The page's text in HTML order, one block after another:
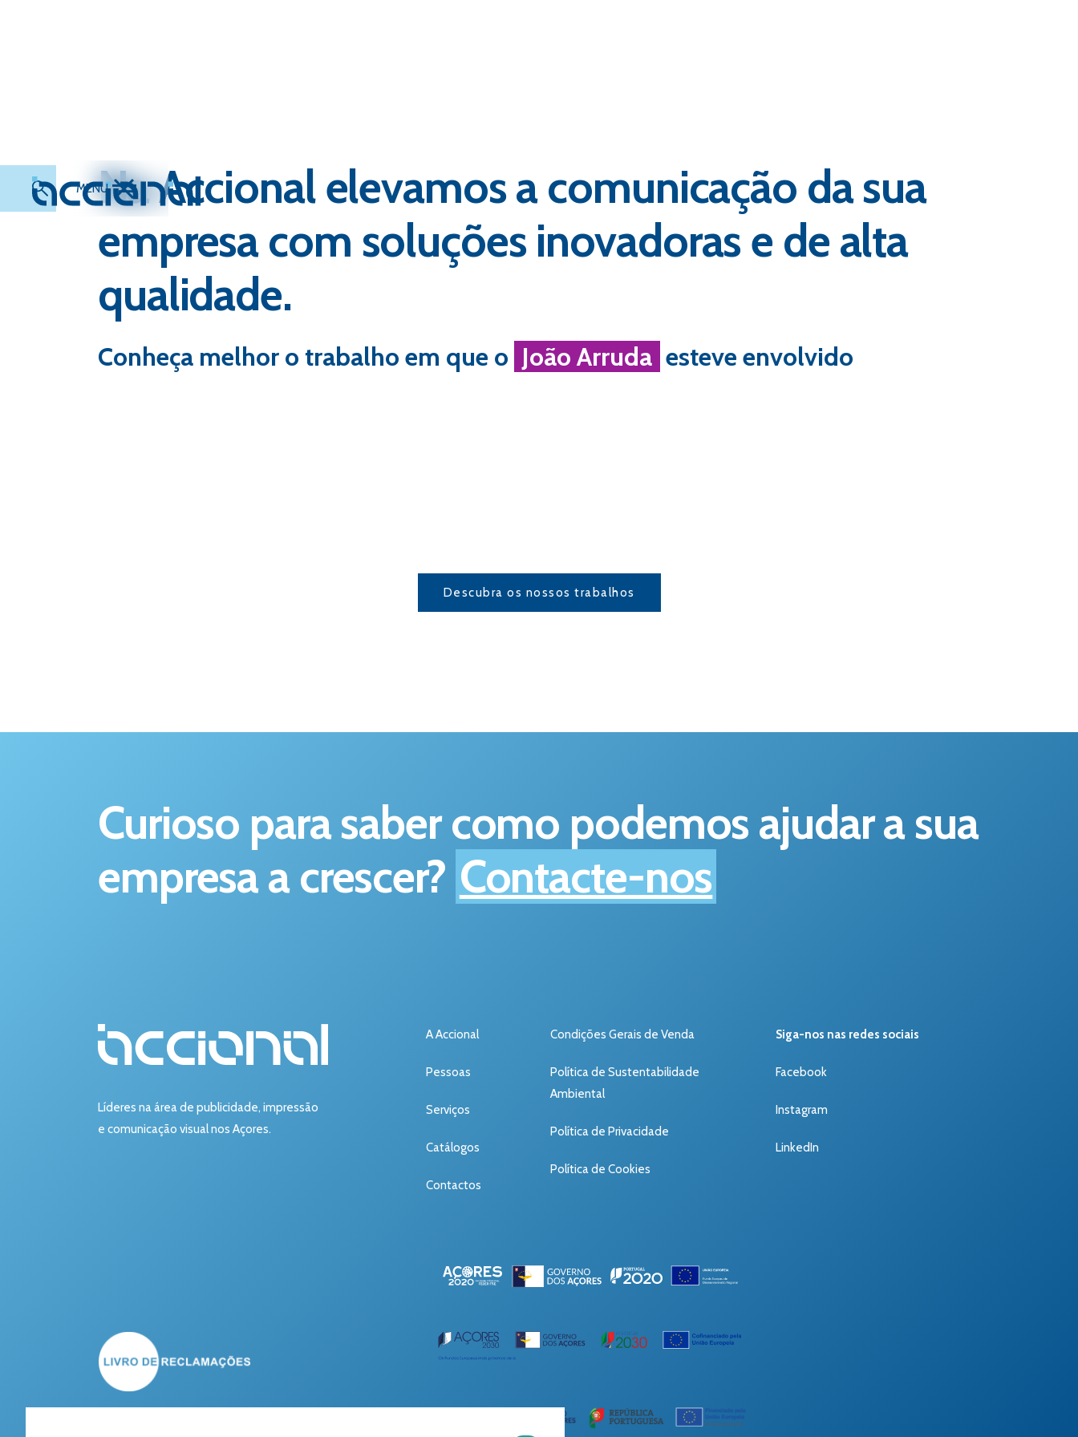
MENUNa Accional elevamos a comunicação da sua
empresa com soluções inovadoras e de alta
qualidade.
Conheça melhor o trabalho em que o João Arruda esteve envolvido
Descubra os nossos trabalhos
Curioso para saber como podemos ajudar a sua
empresa a crescer? Contacte-nos
Líderes na área de publicidade, impressão
e comunicação visual nos Açores.
A Accional
Pessoas
Serviços
Catálogos
Contactos
Condições Gerais de Venda
Política de Sustentabilidade
Ambiental
Política de Privacidade
Política de Cookies
Siga-nos nas redes sociais
Facebook
Instagram
LinkedIn